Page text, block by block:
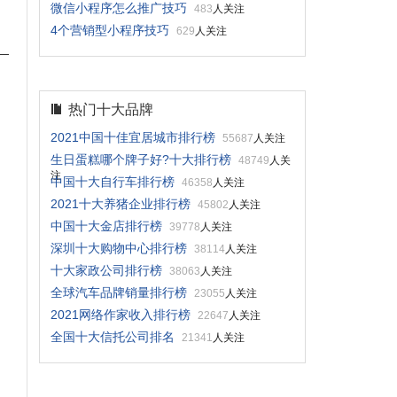
微信小程序怎么推广技巧 483 人关注
4个营销型小程序技巧 629 人关注
热门十大品牌
2021中国十佳宜居城市排行榜 55687 人关注
生日蛋糕哪个牌子好?十大排行榜 48749 人关
注
中国十大自行车排行榜 46358 人关注
2021十大养猪企业排行榜 45802 人关注
中国十大金店排行榜 39778 人关注
深圳十大购物中心排行榜 38114 人关注
十大家政公司排行榜 38063 人关注
全球汽车品牌销量排行榜 23055 人关注
2021网络作家收入排行榜 22647 人关注
全国十大信托公司排名 21341 人关注